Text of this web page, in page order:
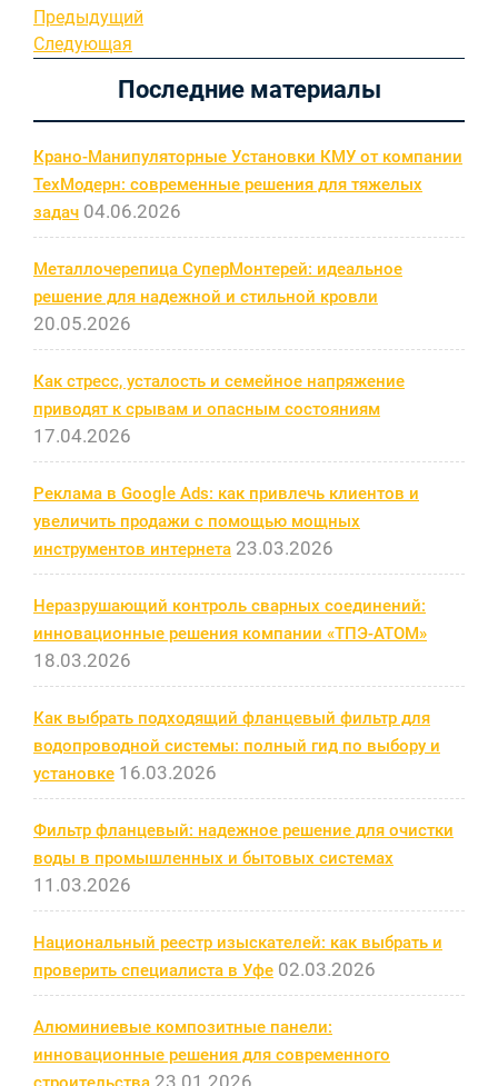
Навигация
по
записям
Предыдущая
запись
Предыдущий
Следующая
Следующая
Последние материалы
Крано-Манипуляторные Установки КМУ от компании
ТехМодерн: современные решения для тяжелых
задач 04.06.2026
Металлочерепица СуперМонтерей: идеальное
решение для надежной и стильной кровли
20.05.2026
Как стресс, усталость и семейное напряжение
приводят к срывам и опасным состояниям
17.04.2026
Реклама в Google Ads: как привлечь клиентов и
увеличить продажи с помощью мощных
инструментов интернета 23.03.2026
Неразрушающий контроль сварных соединений:
инновационные решения компании «ТПЭ-АТОМ»
18.03.2026
Как выбрать подходящий фланцевый фильтр для
водопроводной системы: полный гид по выбору и
установке 16.03.2026
Фильтр фланцевый: надежное решение для очистки
воды в промышленных и бытовых системах
11.03.2026
Национальный реестр изыскателей: как выбрать и
проверить специалиста в Уфе 02.03.2026
Алюминиевые композитные панели:
инновационные решения для современного